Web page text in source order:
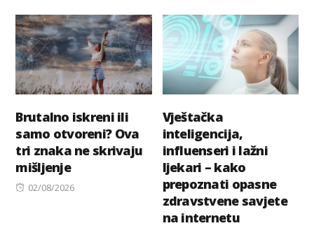
Brutalno iskreni ili
samo otvoreni? Ova
tri znaka ne skrivaju
mišljenje
Posted
02/08/2026
Vještačka
inteligencija,
influenseri i lažni
ljekari – kako
prepoznati opasne
zdravstvene savjete
na internetu